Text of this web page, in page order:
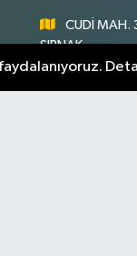
CUDİ MAH.
ŞIRNAK